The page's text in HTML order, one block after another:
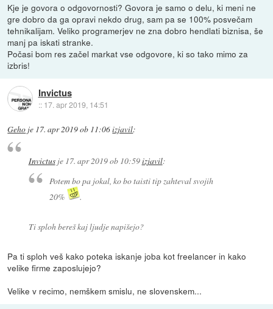
Kje je govora o odgovornosti? Govora je samo o delu, ki meni ne
gre dobro da ga opravi nekdo drug, sam pa se 100% posvečam
tehnikalijam. Veliko programerjev ne zna dobro hendlati biznisa, še
manj pa iskati stranke.
Počasi bom res začel markat vse odgovore, ki so tako mimo za
izbris!
Invictus
:: 17. apr 2019, 14:51
Geho je 17. apr 2019 ob 11:06izjavil:
Invictusje 17. apr 2019 ob 10:59izjavil:
Potem bo pa jokal, ko bo taisti tip zahteval svojih
20%
.
Ti sploh bereš kaj ljudje napišejo?
Pa ti sploh veš kako poteka iskanje joba kot freelancer in kako
velike firme zaposlujejo?
Velike v recimo, nemškem smislu, ne slovenskem...